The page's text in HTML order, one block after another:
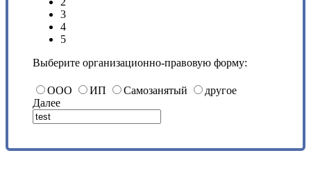
3
4
5
Выберите организационно-правовую форму:
ООО ИП Самозанятый
другое
Далее